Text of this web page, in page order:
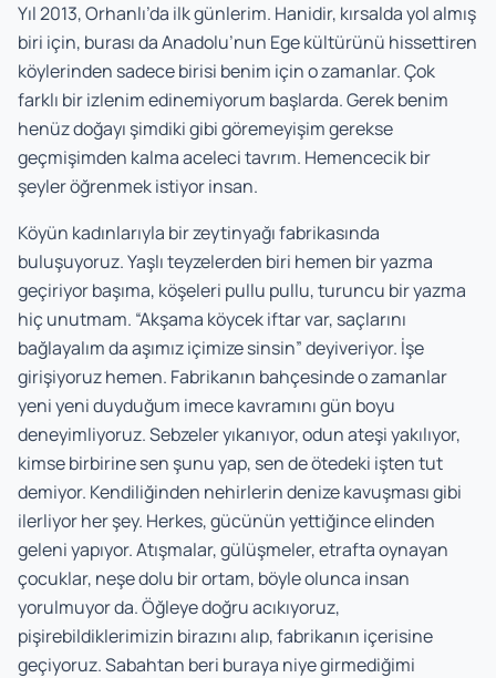
Yıl 2013, Orhanlı’da ilk günlerim. Hanidir, kırsalda yol almış
biri için, burası da Anadolu’nun Ege kültürünü hissettiren
köylerinden sadece birisi benim için o zamanlar. Çok
farklı bir izlenim edinemiyorum başlarda. Gerek benim
henüz doğayı şimdiki gibi göremeyişim gerekse
geçmişimden kalma aceleci tavrım. Hemencecik bir
şeyler öğrenmek istiyor insan.
Köyün kadınlarıyla bir zeytinyağı fabrikasında
buluşuyoruz. Yaşlı teyzelerden biri hemen bir yazma
geçiriyor başıma, köşeleri pullu pullu, turuncu bir yazma
hiç unutmam. “Akşama köycek iftar var, saçlarını
bağlayalım da aşımız içimize sinsin” deyiveriyor. İşe
girişiyoruz hemen. Fabrikanın bahçesinde o zamanlar
yeni yeni duyduğum imece kavramını gün boyu
deneyimliyoruz. Sebzeler yıkanıyor, odun ateşi yakılıyor,
kimse birbirine sen şunu yap, sen de ötedeki işten tut
demiyor. Kendiliğinden nehirlerin denize kavuşması gibi
ilerliyor her şey. Herkes, gücünün yettiğince elinden
geleni yapıyor. Atışmalar, gülüşmeler, etrafta oynayan
çocuklar, neşe dolu bir ortam, böyle olunca insan
yorulmuyor da. Öğleye doğru acıkıyoruz,
pişirebildiklerimizin birazını alıp, fabrikanın içerisine
geçiyoruz. Sabahtan beri buraya niye girmediğimi